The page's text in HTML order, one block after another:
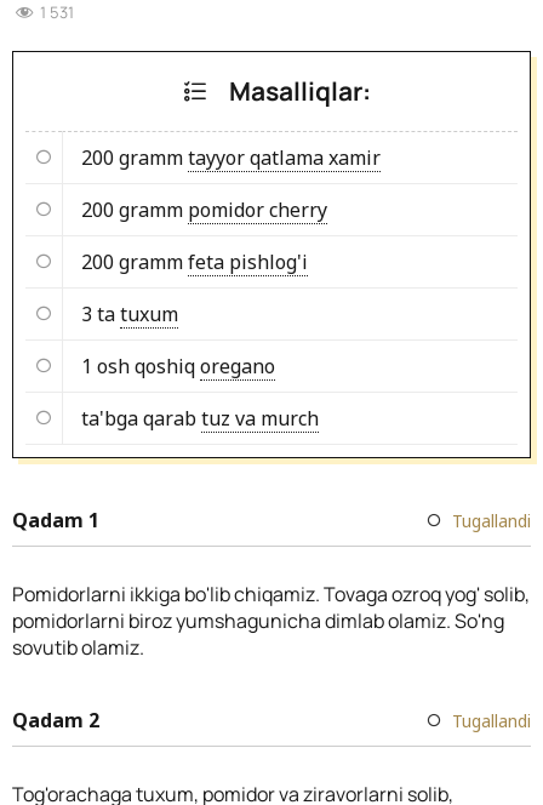
1 531
Masalliqlar:
200 grammtayyor qatlama xamir
200 gramm pomidor cherry
200 grammfeta pishlog'i
3 tatuxum
1 osh qoshiqoregano
ta'bga qarabtuz va murch
Qadam 1 Tugallandi
Pomidorlarni ikkiga bo'lib chiqamiz. Tovaga ozroq yog' solib,
pomidorlarni biroz yumshagunicha dimlab olamiz. So'ng
sovutib olamiz.
Qadam 2 Tugallandi
Tog'orachaga tuxum, pomidor va ziravorlarni solib,